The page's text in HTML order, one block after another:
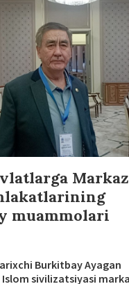
muammolari
Burkitbay Ayagan
Islom sivilizatsiyasi